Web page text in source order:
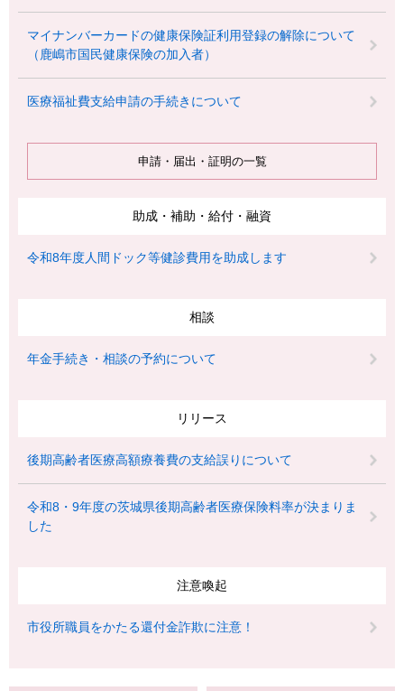
マイナンバーカードの健康保険証利用登録の解除について
（鹿嶋市国民健康保険の加入者）
医療福祉費支給申請の手続きについて
申請・届出・証明の一覧
助成・補助・給付・融資
令和8年度人間ドック等健診費用を助成します
相談
年金手続き・相談の予約について
リリース
後期高齢者医療高額療養費の支給誤りについて
令和8・9年度の茨城県後期高齢者医療保険料率が決まりま
した
注意喚起
市役所職員をかたる還付金詐欺に注意！